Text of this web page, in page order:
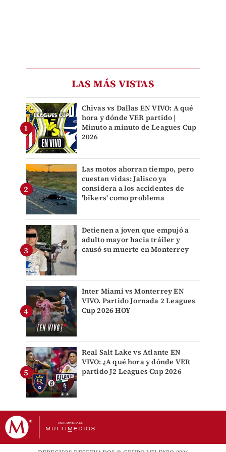
LAS MÁS VISTAS
Chivas vs Dallas EN VIVO: A qué
hora y dónde VER partido |
Minuto a minuto de Leagues Cup
2026
Las motos ahorran tiempo, pero
cuestan vidas: Jalisco ya
considera a los accidentes de
'bikers' como problema
Detienen a joven que empujó a
adulto mayor hacia tráiler y
causó su muerte en Monterrey
Inter Miami vs Monterrey EN
VIVO. Partido Jornada 2 Leagues
Cup 2026 HOY
Real Salt Lake vs Atlante EN
VIVO: ¿A qué hora y dónde VER
partido J2 Leagues Cup 2026